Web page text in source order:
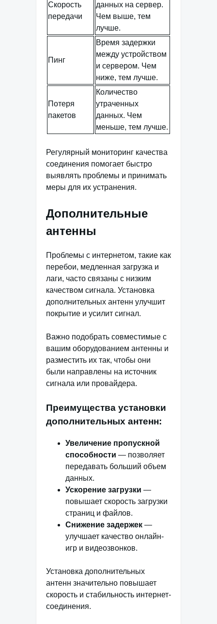
Скорость
передачи
данных на сервер.
Чем выше, тем
лучше.
Пинг
Время задержки
между устройством
и сервером. Чем
ниже, тем лучше.
Потеря
пакетов
Количество
утраченных
данных. Чем
меньше, тем лучше.
Регулярный мониторинг качества
соединения помогает быстро
выявлять проблемы и принимать
меры для их устранения.
Дополнительные
антенны
Проблемы с интернетом, такие как
перебои, медленная загрузка и
лаги, часто связаны с низким
качеством сигнала. Установка
дополнительных антенн улучшит
покрытие и усилит сигнал.
Важно подобрать совместимые с
вашим оборудованием антенны и
разместить их так, чтобы они
были направлены на источник
сигнала или провайдера.
Преимущества установки
дополнительных антенн:
Увеличение пропускной
способности — позволяет
передавать больший объем
данных.
Ускорение загрузки —
повышает скорость загрузки
страниц и файлов.
Снижение задержек —
улучшает качество онлайн-
игр и видеозвонков.
Установка дополнительных
антенн значительно повышает
скорость и стабильность интернет-
соединения.